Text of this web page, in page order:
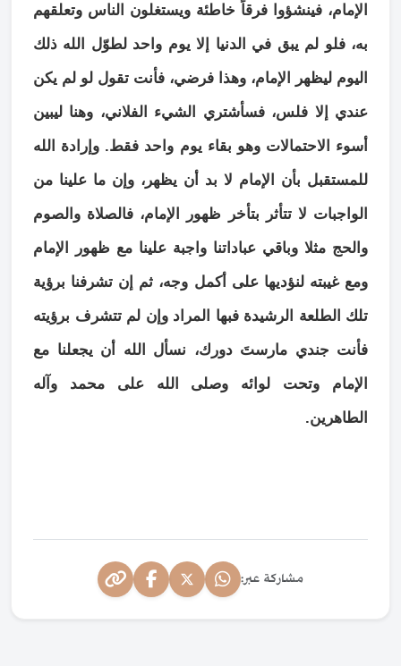
الإمام، فينشؤوا فرقاً خاطئة ويستغلون الناس وتعلقهم
به، فلو لم يبق في الدنيا إلا يوم واحد لطوّل الله ذلك
اليوم ليظهر الإمام، وهذا فرضي، فأنت تقول لو لم يكن
عندي إلا فلس، فسأشتري الشيء الفلاني، وهنا ليبين
أسوء الاحتمالات وهو بقاء يوم واحد فقط. وإرادة الله
للمستقبل بأن الإمام لا بد أن يظهر، وإن ما علينا من
الواجبات لا تتأثر بتأخر ظهور الإمام، فالصلاة والصوم
والحج مثلا وباقي عباداتنا واجبة علينا مع ظهور الإمام
ومع غيبته لنؤديها على أكمل وجه، ثم إن تشرفنا برؤية
تلك الطلعة الرشيدة فبها المراد وإن لم تتشرف برؤيته
فأنت جندي مارستَ دورك، نسأل الله أن يجعلنا مع
الإمام وتحت لوائه وصلى الله على محمد وآله
الطاهرين.
مشاركة عبر: